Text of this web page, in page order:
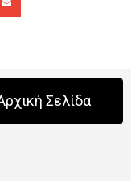
Σελίδα